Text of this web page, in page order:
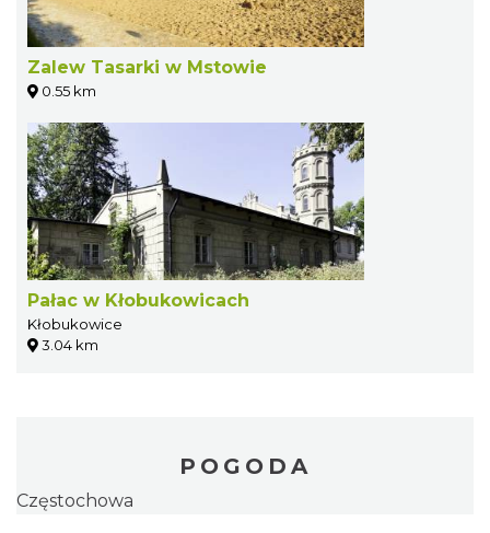
Zalew Tasarki w Mstowie
0.55 km
Pałac w Kłobukowicach
Kłobukowice
3.04 km
POGODA
Częstochowa